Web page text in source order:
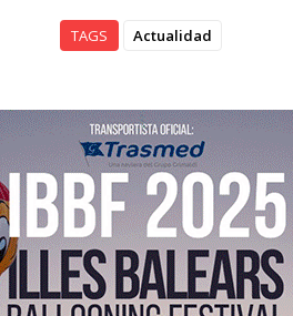
TAGS Actualidad